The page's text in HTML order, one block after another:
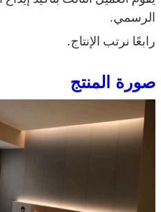
الرسمي.
رابعًا نرتب الإنتاج.
صورة المنتج